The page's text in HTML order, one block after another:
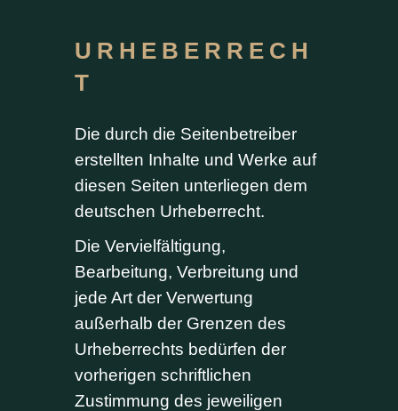
URHEBERRECH
T
Die durch die Seitenbetreiber
erstellten Inhalte und Werke auf
diesen Seiten unterliegen dem
deutschen Urheberrecht.
Die Vervielfältigung,
Bearbeitung, Verbreitung und
jede Art der Verwertung
außerhalb der Grenzen des
Urheberrechts bedürfen der
vorherigen schriftlichen
Zustimmung des jeweiligen